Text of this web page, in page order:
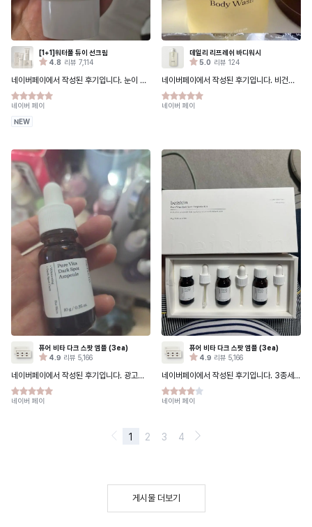
게시물 더보기